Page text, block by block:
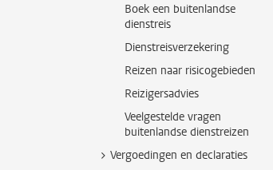
Boek een buitenlandse
dienstreis
Dienstreisverzekering
Reizen naar risicogebieden
Reizigersadvies
Veelgestelde vragen
buitenlandse dienstreizen
Vergoedingen en declaraties